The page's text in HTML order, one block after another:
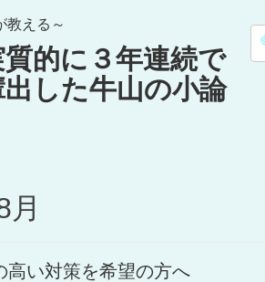
教える～
的に３年連続で
した牛山の小論
検
索:
高い対策を希望の方へ